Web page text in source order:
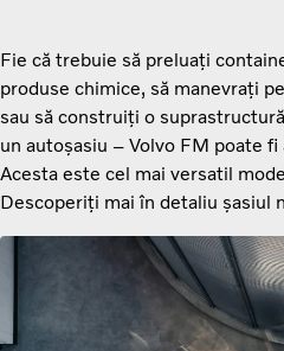
Fie că trebuie să preluați
produse chimice, să manevrați
sau să construiți o
un autoșasiu – Volvo FM poate
Acesta este cel mai versatil
Descoperiți mai în detaliu șasiul